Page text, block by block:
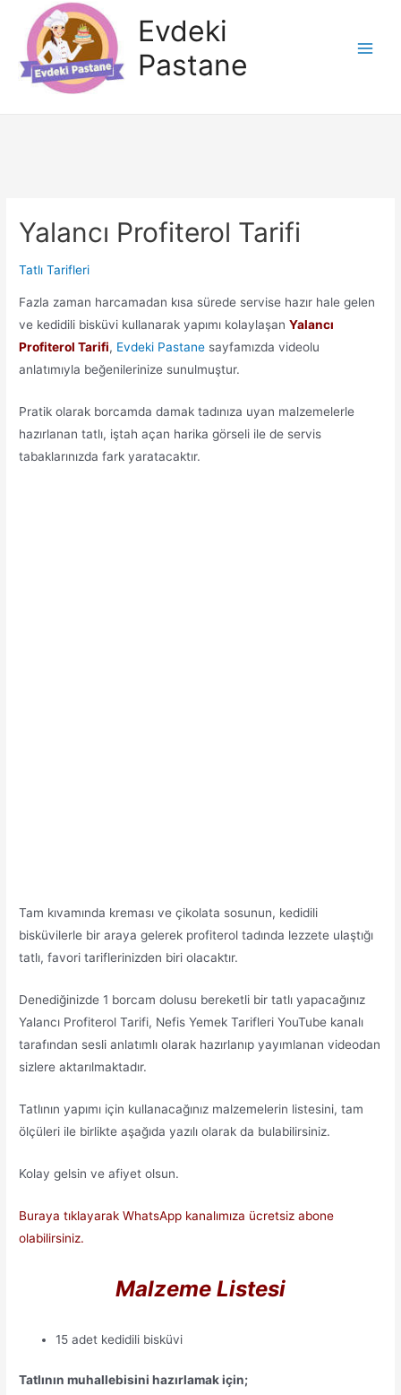
Evdeki
Pastane
Yalancı Profiterol Tarifi
Tatlı Tarifleri
Fazla zaman harcamadan kısa sürede servise hazır hale gelen
ve kedidili bisküvi kullanarak yapımı kolaylaşanYalancı
Profiterol Tarifi, Evdeki Pastane sayfamızda videolu
anlatımıyla beğenilerinize sunulmuştur.
Pratik olarak borcamda damak tadınıza uyan malzemelerle
hazırlanan tatlı, iştah açan harika görseli ile de servis
tabaklarınızda fark yaratacaktır.
Tam kıvamında kreması ve çikolata sosunun, kedidili
bisküvilerle bir araya gelerek profiterol tadında lezzete ulaştığı
tatlı, favori tariflerinizden biri olacaktır.
Denediğinizde 1 borcam dolusu bereketli bir tatlı yapacağınız
Yalancı Profiterol Tarifi, Nefis Yemek Tarifleri YouTube kanalı
tarafından sesli anlatımlı olarak hazırlanıp yayımlanan videodan
sizlere aktarılmaktadır.
Tatlının yapımı için kullanacağınız malzemelerin listesini, tam
ölçüleri ile birlikte aşağıda yazılı olarak da bulabilirsiniz.
Kolay gelsin ve afiyet olsun.
Buraya tıklayarak WhatsApp kanalımıza ücretsiz abone
olabilirsiniz.
Malzeme Listesi
15 adet kedidili bisküvi
Tatlının muhallebisini hazırlamak için;